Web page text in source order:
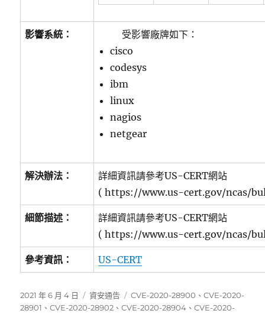
影響系統：
受影響廠牌如下：
cisco
codesys
ibm
linux
nagios
netgear
解決辦法：
詳細資訊請參考US-CERT網站
( https://www.us-cert.gov/ncas/
細節描述：
詳細資訊請參考US-CERT網站
( https://www.us-cert.gov/ncas/
參考資訊： US-CERT
發
佈
2021 年 6 月 4 日
分
類
資安通告
標
籤
CVE-2020-28900 、CVE-2020-
28901 、CVE-2020-28902 、CVE-2020-28904 、CVE-2020-